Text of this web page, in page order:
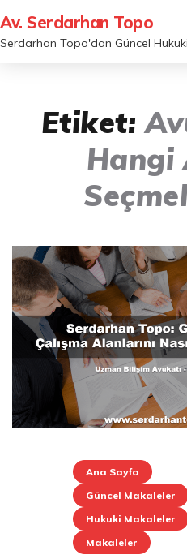
Av. Serdarhan Topo
Serdarhan Topo'dan Güncel
Etiket:
Hangi
Ana Sayfa
Güncel Makaleler
Hukuki Makaleler
Makaleler